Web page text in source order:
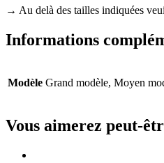
→ Au delà des tailles indiquées
Informations
Modèle Grand modèle, Moyen
Vous aimerez peut-